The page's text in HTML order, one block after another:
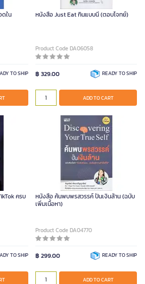
ดใน
TO SHIP
หนังสือ Just Eat กินแบบนี้ (ตอบโจทย์)
Product Code DA06058
฿ 329.00 READY TO SHIP
ADD TO CART
ครบ
TO SHIP
หนังสือ ค้นพบพรสวรรค์ ปั้นเงินล้าน (ฉบับ
เพิ่มเนื้อหา)
Product Code DA04770
฿ 299.00 READY TO SHIP
ADD TO CART